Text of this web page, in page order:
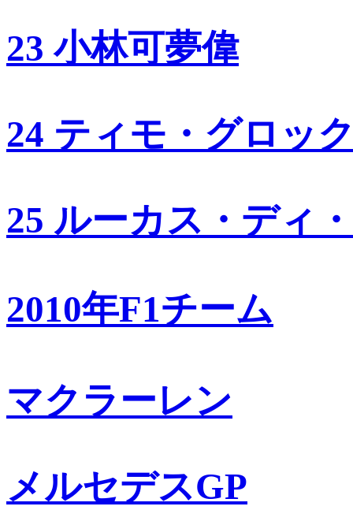
23 小林可夢偉
24 ティモ・グロッ
25 ルーカス・ディ
2010年F1チーム
マクラーレン
メルセデスGP